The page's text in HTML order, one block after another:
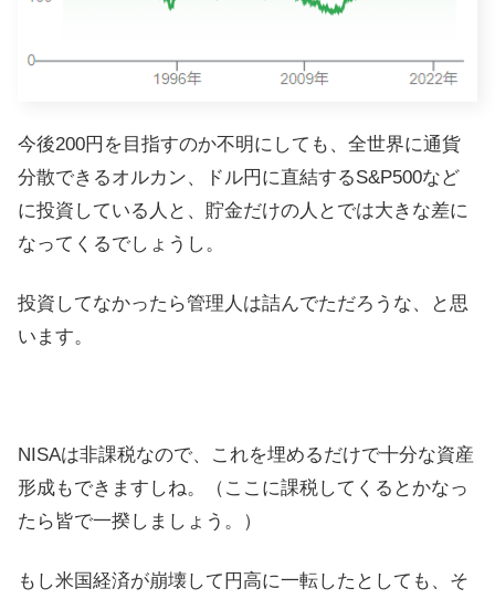
今後200円を目指すのか不明にしても、全世界に通貨
分散できるオルカン、ドル円に直結するS&P500など
に投資している人と、貯金だけの人とでは大きな差に
なってくるでしょうし。
投資してなかったら管理人は詰んでただろうな、と思
います。
NISAは非課税なので、これを埋めるだけで十分な資産
形成もできますしね。（ここに課税してくるとかなっ
たら皆で一揆しましょう。）
もし米国経済が崩壊して円高に一転したとしても、そ